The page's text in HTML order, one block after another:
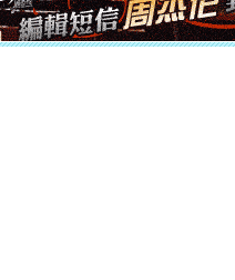
离。水晶
[元旦]当
泣，这痛